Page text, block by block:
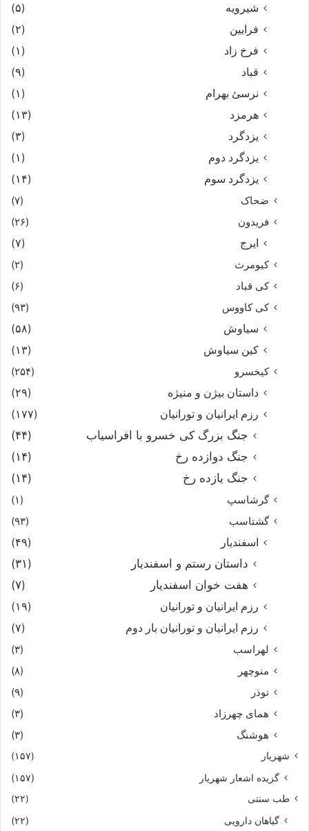
شیرویه
(۵)
فرایین
(۲)
فرخ زاد
(۱)
قباد
(۹)
نرسئ بهرام‏
(۱)
هرمزد
(۱۳)
یزدگرد
(۳)
یزدگرد دوم
(۱)
یزدگرد سوم
(۱۴)
ضحاک
(۷)
فریدون
(۲۶)
ایرج
(۷)
کیومرث
(۲)
کی قباد
(۶)
کی کاووس
(۹۳)
سیاوش
(۵۸)
کین سیاوش
(۱۳)
کیخسرو
(۲۵۴)
داستان بیژن و منیژه
(۲۹)
رزم ایرانیان و تورانیان
(۱۷۷)
جنگ بزرگ کی خسرو با افراسیاب
(۴۴)
جنگ دوازده رخ
(۱۴)
جنگ یازده رخ
(۱۴)
گرشاسپ
(۱)
گشتاسب
(۹۳)
اسفندیار
(۴۹)
داستان رستم و اسفندیار
(۳۱)
هفت خوان اسفندیار
(۷)
رزم ایرانیان و تورانیان
(۱۹)
رزم ایرانیان و تورانیان بار دوم
(۷)
لهراسب
(۳)
منوچهر
(۸)
نوذر
(۹)
هماى چهرزاد
(۳)
هوشنگ
(۳)
شهریار (۱۵۷)
گزیده اشعار شهریار (۱۵۷)
طب سنتی (۲۲)
گیاهان دارویی (۲۲)